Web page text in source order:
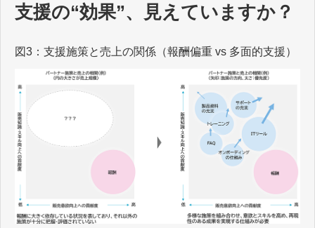
支援の“効果”、見えていますか？
図3：支援施策と売上の関係（報酬偏重 vs 多面的支援）